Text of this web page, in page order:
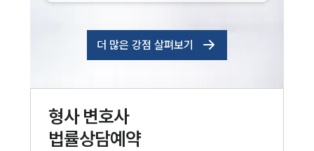
더 많은 강점 살펴보기
형사변호사
법률상담예약